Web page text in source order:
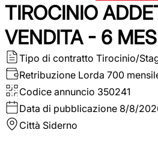
TIROCINIO
VENDITA - 6
Tipo di contratto Tirocinio/
Retribuzione Lorda 700
Codice annuncio 350241
Data di pubblicazione 8/8/
Città Siderno